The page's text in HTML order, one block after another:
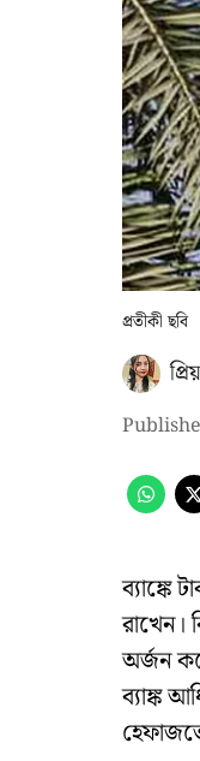
প্রতীকী ছবি
ব্যাঙ্কে
রাখেন।
অর্জন
ব্যাঙ্ক